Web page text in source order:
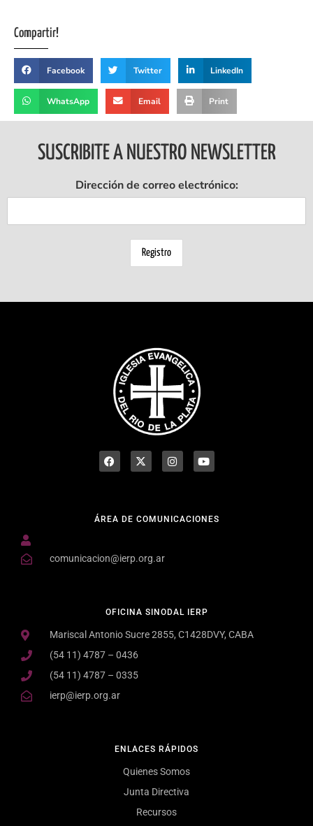
Compartir!
Facebook Twitter LinkedIn
WhatsApp Email Print
SUSCRIBITE A NUESTRO NEWSLETTER
Dirección de correo electrónico:
ENLACES RÁPIDOS
Quienes Somos
Junta Directiva
Recursos
OFICINA SINODAL IERP
Mariscal Antonio Sucre 2855, C1428DVY, CABA
(54 11) 4787 – 0436
(54 11) 4787 – 0335
ierp@ierp.org.ar
ÁREA DE COMUNICACIONES
comunicacion@ierp.org.ar